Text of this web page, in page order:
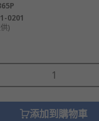
0201
)
添加到購物車